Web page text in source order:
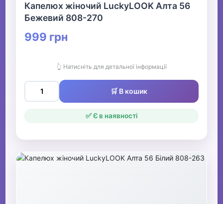
Капелюх жіночий LuckyLOOK Алта 56
Бежевий 808-270
999 грн
👆 Натисніть для детальної інформації
🛒 В кошик
✅ Є в наявності